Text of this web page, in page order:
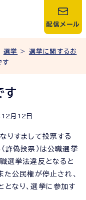
配信メール
選挙 > 選挙に関するお
す
す
12 月 12 日
りすまして投票する
詐偽投票）は公職選挙
選挙法違反となると
た公民権が停止され、
なり、選挙に参加す